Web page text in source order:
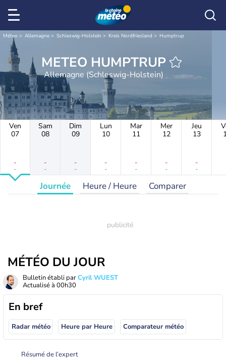
Météo Allemagne Schleswig-Holstein Kreis Nordfriesland Humptrup
METEO HUMPTRUP
Allemagne (Schleswig-Holstein)
Ven
07
-
-
Sam
08
-
-
Dim
09
-
-
Lun
10
-
-
Mar
11
-
-
Mer
12
-
-
Jeu
13
-
-
Journée Heure / Heure Comparer
MÉTÉO DU JOUR
Bulletin établi parCyril WUEST
Actualisé à 00h30
En bref
Radar météo Heure par Heure Comparateur météo
Résumé de l’expert